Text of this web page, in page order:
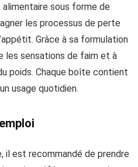
sous forme de
les processus de perte
Grâce à sa formulation
les sensations de faim et à
poids. Chaque boîte contient
usage quotidien.
il est recommandé de prendre